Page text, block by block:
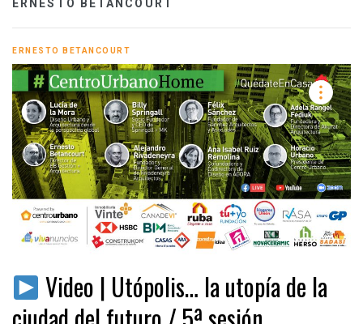
ERNESTO BETANCOURT
ERNESTO BETANCOURT
Video | Utópolis… la utopía de la